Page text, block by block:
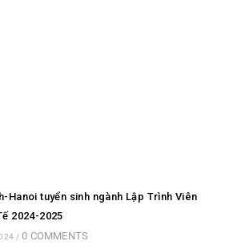
Hanoi tuyển sinh ngành Lập Trình Viên
2024-2025
/ 0 COMMENTS